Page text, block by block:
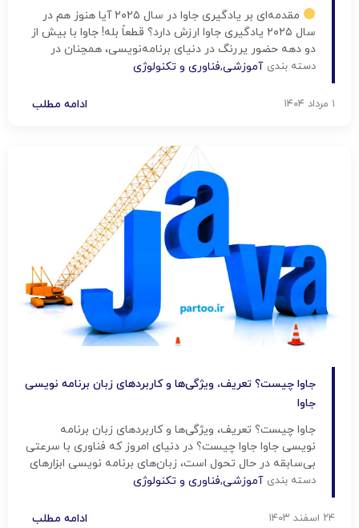
مقدمه‌ای بر یادگیری جاوا در سال ۲۰۲۵ آیا هنوز هم در
سال ۲۰۲۵ یادگیری جاوا ارزش دارد؟ قطعاً بله! جاوا با بیش از
دو دهه حضور پررنگ در دنیای برنامه‌نویسی، همچنان در
پروژه‌های سازمانی، سیستم‌های مالی، اندروید، و بک‌اند وب
بازار کار قوی داشته باشه، […]
دسته بندی آموزشی,فناوری و تکنولوژی
۱ مرداد ۱۴۰۴ ادامه مطلب
جاوا چیست؟ تعریف، ویژگی‌ها و کاربردهای زبان برنامه نویسی
جاوا
جاوا چیست؟ تعریف، ویژگی‌ها و کاربردهای زبان برنامه
نویسی جاوا جاوا چیست؟ در دنیای امروز که فناوری با سرعتی
بی‌سابقه در حال تحول است، زبان‌های برنامه نویسی ابزارهای
قدرتمندی به شمار می‌روند که در توسعه نرم‌افزارهای مدرن
برجسته‌ترین و پرکاربردترین زبان‌ها، در میان این زبان‌ها […]
دسته بندی آموزشی,فناوری و تکنولوژی
۲۴ اسفند ۱۴۰۳ ادامه مطلب